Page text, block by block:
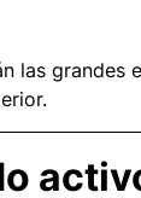
las grandes